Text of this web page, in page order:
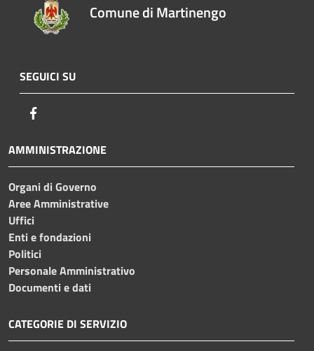
Comune di Martinengo
SEGUICI SU
AMMINISTRAZIONE
Organi di Governo
Aree Amministrative
Uffici
Enti e fondazioni
Politici
Personale Amministrativo
Documenti e dati
CATEGORIE DI SERVIZIO